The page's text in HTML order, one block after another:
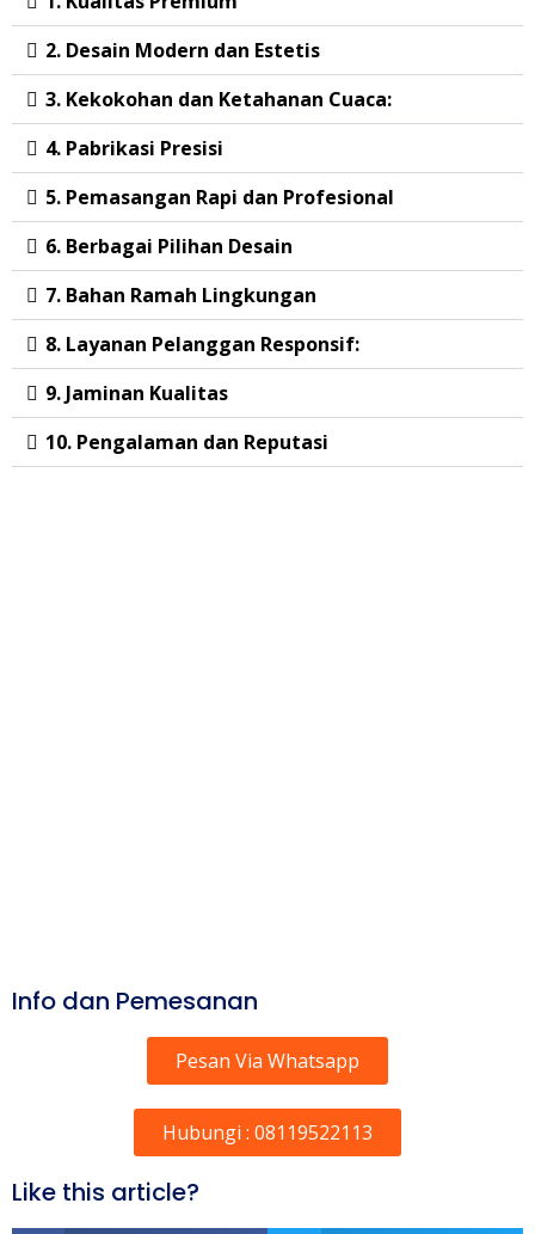
2. Desain Modern dan Estetis
3. Kekokohan dan Ketahanan Cuaca:
4. Pabrikasi Presisi
5. Pemasangan Rapi dan Profesional
6. Berbagai Pilihan Desain
7. Bahan Ramah Lingkungan
8. Layanan Pelanggan Responsif:
9. Jaminan Kualitas
10. Pengalaman dan Reputasi
Info dan Pemesanan
Pesan Via Whatsapp
Hubungi : 08119522113
Like this article?